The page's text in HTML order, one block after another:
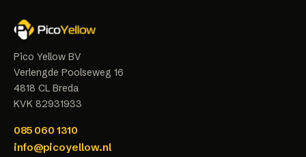
Pico Yellow BV
Verlengde Poolseweg 16
4818 CL Breda
KVK 82931933
085 060 1310
info@picoyellow.nl